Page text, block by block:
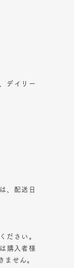
デイリー
、配送日
ださい。
購入者様
ません。